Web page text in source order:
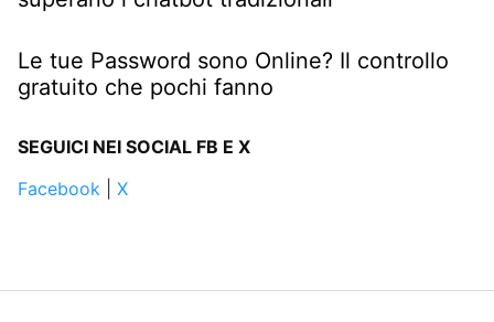
Le tue Password sono Online? Il controllo
gratuito che pochi fanno
SEGUICI NEI SOCIAL FB E X
Facebook
X